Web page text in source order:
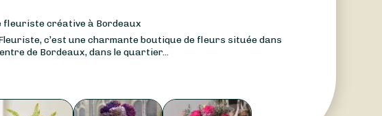
fleuriste créative à Bordeaux
c’est une charmante boutique de fleurs située dans
de Bordeaux, dans le quartier...